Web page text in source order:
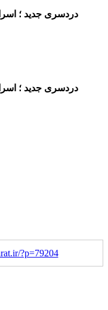
دردسری جدید ؛
دردسری جدید ؛
?p=79204